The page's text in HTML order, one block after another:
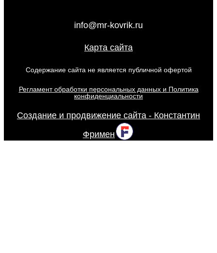
info@mr-kovrik.ru
Карта сайта
Содержание сайта не является публичной офертой
Регламент обработки персональных данных и Политика
конфиденциальности
Создание и продвижение сайта - Константин
Фримен